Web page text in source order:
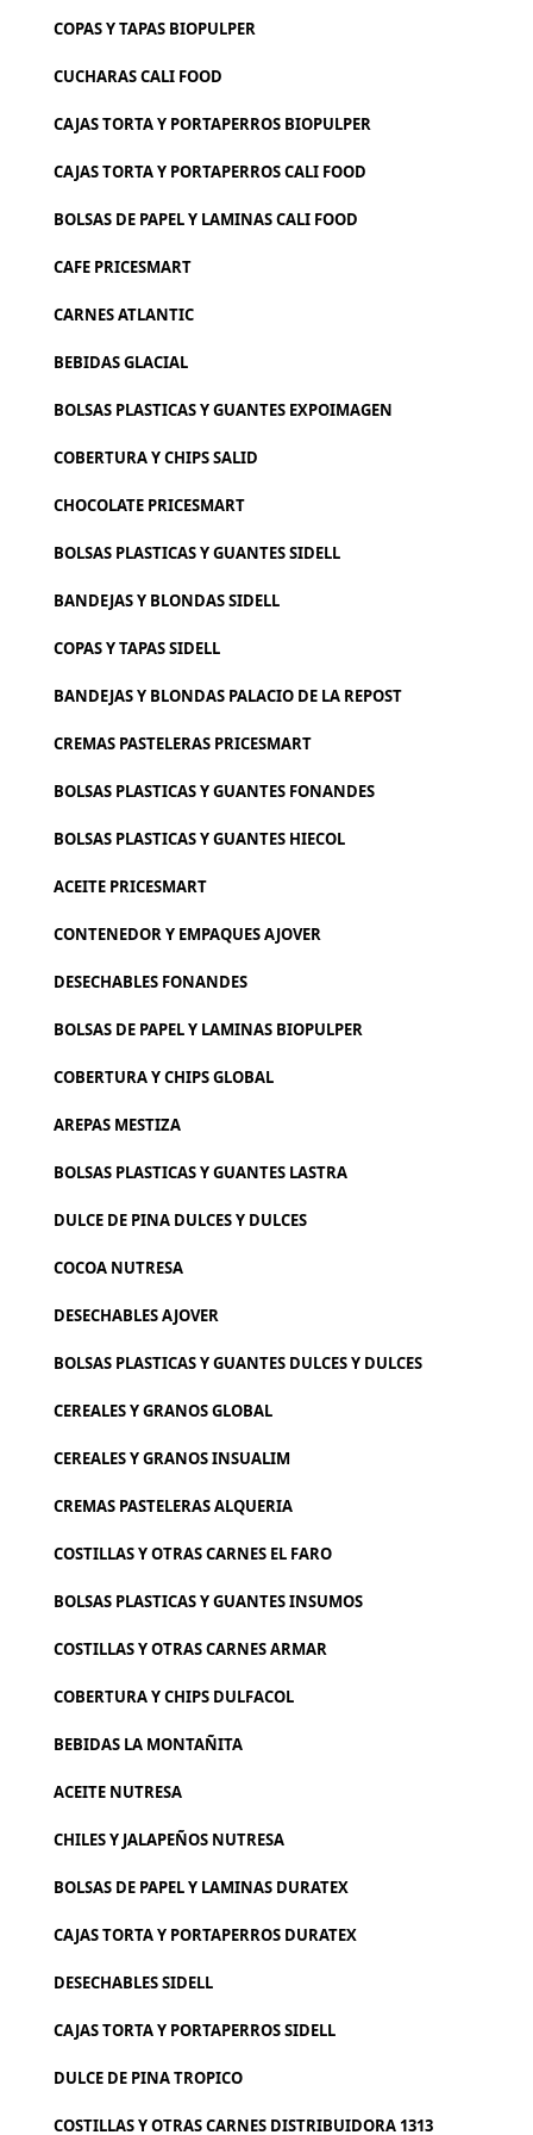
COPAS Y TAPAS BIOPULPER
CUCHARAS CALI FOOD
CAJAS TORTA Y PORTAPERROS BIOPULPER
CAJAS TORTA Y PORTAPERROS CALI FOOD
BOLSAS DE PAPEL Y LAMINAS CALI FOOD
CAFE PRICESMART
CARNES ATLANTIC
BEBIDAS GLACIAL
BOLSAS PLASTICAS Y GUANTES EXPOIMAGEN
COBERTURA Y CHIPS SALID
CHOCOLATE PRICESMART
BOLSAS PLASTICAS Y GUANTES SIDELL
BANDEJAS Y BLONDAS SIDELL
COPAS Y TAPAS SIDELL
BANDEJAS Y BLONDAS PALACIO DE LA REPOST
CREMAS PASTELERAS PRICESMART
BOLSAS PLASTICAS Y GUANTES FONANDES
BOLSAS PLASTICAS Y GUANTES HIECOL
ACEITE PRICESMART
CONTENEDOR Y EMPAQUES AJOVER
DESECHABLES FONANDES
BOLSAS DE PAPEL Y LAMINAS BIOPULPER
COBERTURA Y CHIPS GLOBAL
AREPAS MESTIZA
BOLSAS PLASTICAS Y GUANTES LASTRA
DULCE DE PINA DULCES Y DULCES
COCOA NUTRESA
DESECHABLES AJOVER
BOLSAS PLASTICAS Y GUANTES DULCES Y DULCES
CEREALES Y GRANOS GLOBAL
CEREALES Y GRANOS INSUALIM
CREMAS PASTELERAS ALQUERIA
COSTILLAS Y OTRAS CARNES EL FARO
BOLSAS PLASTICAS Y GUANTES INSUMOS
COSTILLAS Y OTRAS CARNES ARMAR
COBERTURA Y CHIPS DULFACOL
BEBIDAS LA MONTAÑITA
ACEITE NUTRESA
CHILES Y JALAPEÑOS NUTRESA
BOLSAS DE PAPEL Y LAMINAS DURATEX
CAJAS TORTA Y PORTAPERROS DURATEX
DESECHABLES SIDELL
CAJAS TORTA Y PORTAPERROS SIDELL
DULCE DE PINA TROPICO
COSTILLAS Y OTRAS CARNES DISTRIBUIDORA 1313